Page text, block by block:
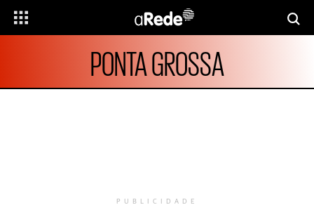
PONTA GROSSA
PUBLICIDADE